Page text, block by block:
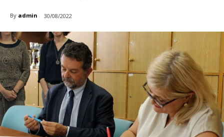
By admin 30/08/2022